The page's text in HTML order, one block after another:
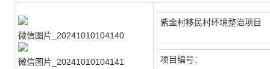
微信图片_20241010104140
微信图片_20241010104141
紫金村移民村环境整治项目
项目编号：